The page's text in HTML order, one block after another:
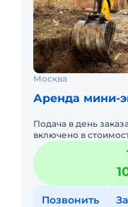
Москва
Аренда мини-
Подача в день
включено в
Краткосрочная
малой наработкой.
Позвонить